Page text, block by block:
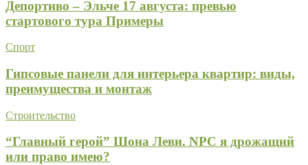
Депортиво – Эльче 17 августа: превью
стартового тура Примеры
Спорт
Гипсовые панели для интерьера квартир: виды,
преимущества и монтаж
Строительство
“Главный герой” Шона Леви. NPC я дрожащий
или право имею?